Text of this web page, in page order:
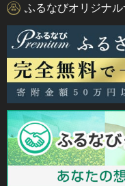
ふるなびオリジナ